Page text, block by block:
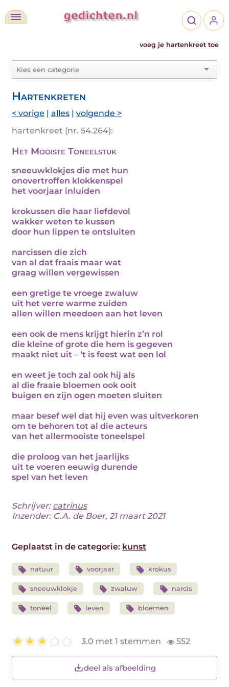
voeg je hartenkreet toe
Hartenkreten
< vorige | alles | volgende >
hartenkreet (nr. 54.264):
Het Mooiste Toneelstuk
sneeuwklokjes die met hun
onovertroffen klokkenspel
het voorjaar inluiden
krokussen die haar liefdevol
wakker weten te kussen
door hun lippen te ontsluiten
narcissen die zich
van al dat fraais maar wat
graag willen vergewissen
een gretige te vroege zwaluw
uit het verre warme zuiden
allen willen meedoen aan het leven
een ook de mens krijgt hierin z’n rol
die kleine of grote die hem is gegeven
maakt niet uit – ‘t is feest wat een lol
en weet je toch zal ook hij als
al die fraaie bloemen ook ooit
buigen en zijn ogen moeten sluiten
maar besef wel dat hij even was uitverkoren
om te behoren tot al die acteurs
van het allermooiste toneelspel
die proloog van het jaarlijks
uit te voeren eeuwig durende
spel van het leven
Schrijver: catrinus
Inzender: C.A. de Boer, 21 maart 2021
Geplaatst in de categorie: kunst
natuur voorjaar krokus
sneeuwklokje zwaluw narcis
toneel leven bloemen
3.0 met 1 stemmen 552
deel als afbeelding